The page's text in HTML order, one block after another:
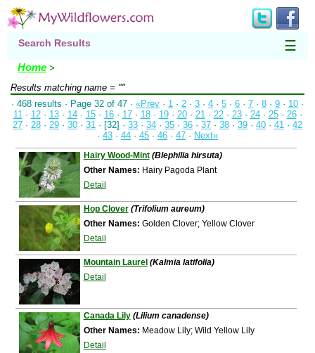
Search Results ☰
Home >
Results matching name = ""
· 468 results · Page 32 of 47 · «Prev · 1 · 2 · 3 · 4 · 5 · 6 · 7 · 8 · 9 · 10 ·
11· 12· 13· 14· 15· 16· 17· 18· 19· 20· 21· 22· 23· 24· 25· 26·
27 · 28 · 29 · 30 · 31 · [32] · 33 · 34 · 35 · 36 · 37 · 38 · 39 · 40 · 41 · 42
· 43 · 44 · 45 · 46 · 47 · Next»
Hairy Wood-Mint (Blephilia hirsuta)
Other Names: Hairy Pagoda Plant
Detail
Hop Clover (Trifolium aureum)
Other Names: Golden Clover; Yellow Clover
Detail
Mountain Laurel (Kalmia latifolia)
Detail
Canada Lily (Lilium canadense)
Other Names: Meadow Lily; Wild Yellow Lily
Detail